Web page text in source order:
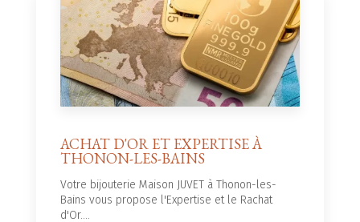
ACHAT D'OR ET EXPERTISE À
THONON-LES-BAINS
Votre bijouterie Maison JUVET à Thonon-les-
Bains vous propose l'Expertise et le Rachat
d'Or....